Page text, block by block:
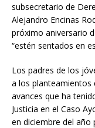
subsecretario de
Alejandro Encinas
próximo aniversario
“estén sentados en
Los padres de los
a los planteamientos
avances que ha
Justicia en el Caso
en diciembre del año